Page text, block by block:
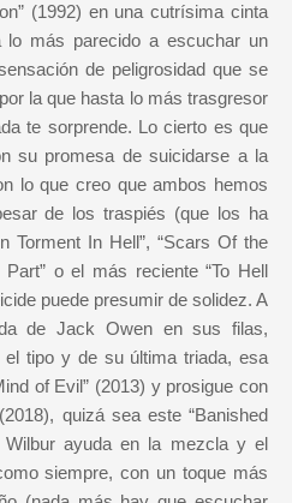
(1992) en una cutrísima cinta
más parecido a escuchar un
de peligrosidad que se
la que hasta lo más trasgresor
te sorprende. Lo cierto es que
su promesa de suicidarse a la
lo que creo que ambos hemos
de los traspiés (que los ha
Torment In Hell”, “Scars Of the
o el más reciente “To Hell
puede presumir de solidez. A
de Jack Owen en sus filas,
el tipo y de su última triada, esa
of Evil” (2013) y prosigue con
quizá sea este “Banished
ayuda en la mezcla y el
siempre, con un toque más